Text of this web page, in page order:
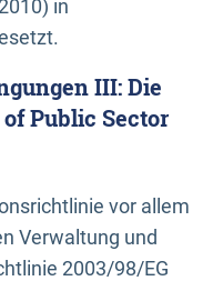
in
III: Die
Public Sector
vor allem
Verwaltung und
2003/98/EG